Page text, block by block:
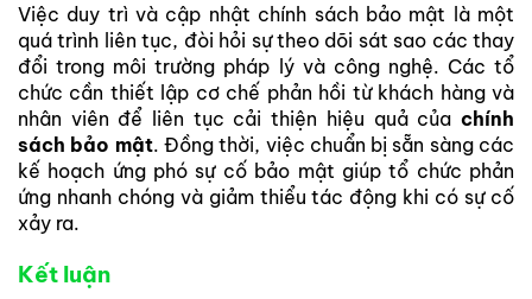
Việc duy trì và cập nhật chính sách bảo mật là một
quá trình liên tục, đòi hỏi sự theo dõi sát sao các thay
đổi trong môi trường pháp lý và công nghệ. Các tổ
chức cần thiết lập cơ chế phản hồi từ khách hàng và
nhân viên để liên tục cải thiện hiệu quả của chính
sách bảo mật. Đồng thời, việc chuẩn bị sẵn sàng các
kế hoạch ứng phó sự cố bảo mật giúp tổ chức phản
ứng nhanh chóng và giảm thiểu tác động khi có sự cố
xảy ra.
Kết luận